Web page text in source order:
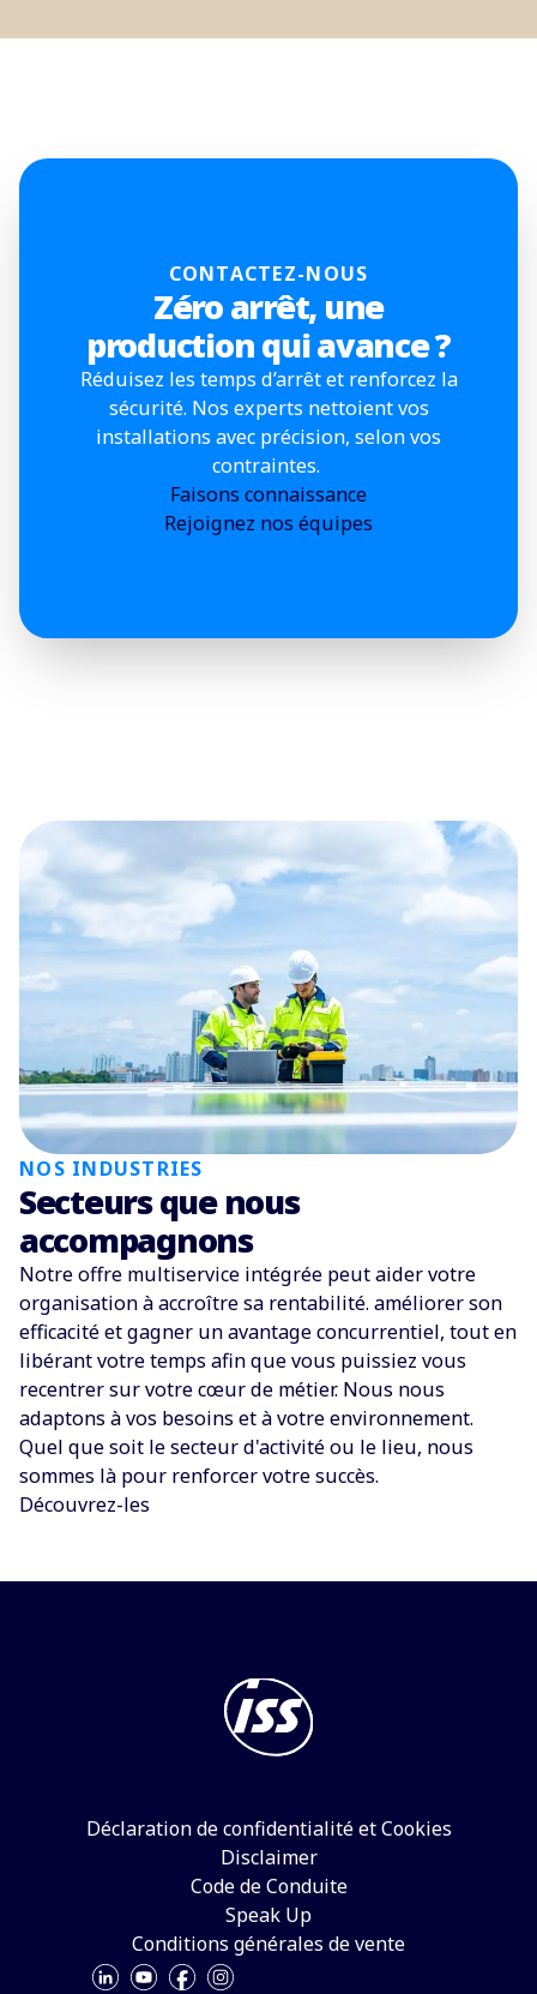
CONTACTEZ-NOUS
Zéro arrêt, une
production qui avance ?
Réduisez les temps d’arrêt et renforcez la
sécurité. Nos experts nettoient vos
installations avec précision, selon vos
contraintes.
Faisons connaissance
Rejoignez nos équipes
NOS INDUSTRIES
Secteurs que nous
accompagnons
Notre offre multiservice intégrée peut aider votre
organisation à accroître sa rentabilité. améliorer son
efficacité et gagner un avantage concurrentiel, tout en
libérant votre temps afin que vous puissiez vous
recentrer sur votre cœur de métier. Nous nous
adaptons à vos besoins et à votre environnement.
Quel que soit le secteur d'activité ou le lieu, nous
sommes là pour renforcer votre succès.
Découvrez-les
Déclaration de confidentialité et Cookies
Disclaimer
Code de Conduite
Speak Up
Conditions générales de vente